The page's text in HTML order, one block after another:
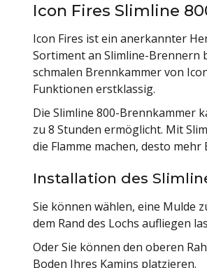
Icon Fires Slimline
Icon Fires ist ein anerkannter
Sortiment an Slimline-Brennern
schmalen Brennkammer von
Funktionen erstklassig.
Die Slimline 800-Brennkammer
zu 8 Stunden ermöglicht. Mit
die Flamme machen, desto
Installation des
Sie können wählen, eine Mulde
dem Rand des Lochs aufliegen
Oder Sie können den oberen
Boden Ihres Kamins platzieren.